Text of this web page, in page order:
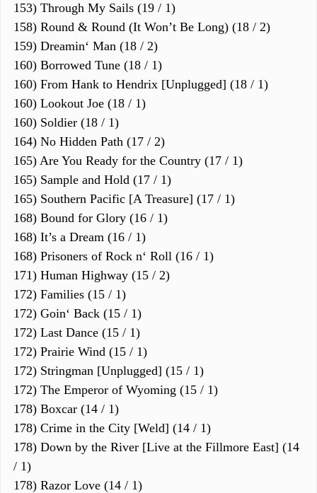
153) Through My Sails (19 / 1)
158) Round & Round (It Won’t Be Long) (18 / 2)
159) Dreamin‘ Man (18 / 2)
160) Borrowed Tune (18 / 1)
160) From Hank to Hendrix [Unplugged] (18 / 1)
160) Lookout Joe (18 / 1)
160) Soldier (18 / 1)
164) No Hidden Path (17 / 2)
165) Are You Ready for the Country (17 / 1)
165) Sample and Hold (17 / 1)
165) Southern Pacific [A Treasure] (17 / 1)
168) Bound for Glory (16 / 1)
168) It’s a Dream (16 / 1)
168) Prisoners of Rock n‘ Roll (16 / 1)
171) Human Highway (15 / 2)
172) Families (15 / 1)
172) Goin‘ Back (15 / 1)
172) Last Dance (15 / 1)
172) Prairie Wind (15 / 1)
172) Stringman [Unplugged] (15 / 1)
172) The Emperor of Wyoming (15 / 1)
178) Boxcar (14 / 1)
178) Crime in the City [Weld] (14 / 1)
178) Down by the River [Live at the Fillmore East] (14
/ 1)
178) Razor Love (14 / 1)